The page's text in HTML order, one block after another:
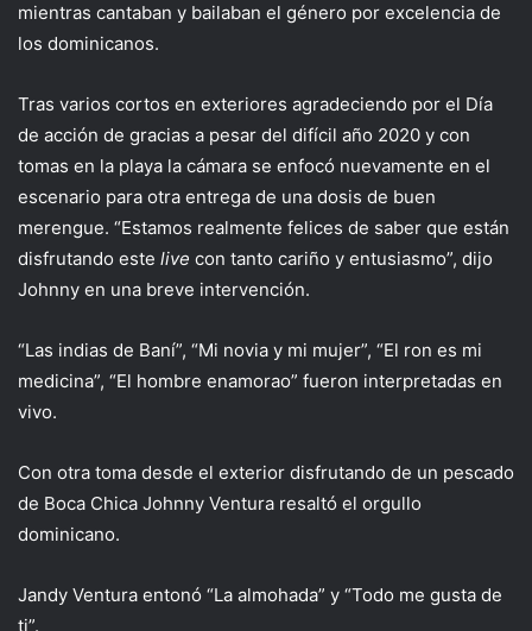
mientras cantaban y bailaban el género por excelencia de
los dominicanos.
Tras varios cortos en exteriores agradeciendo por el Día
de acción de gracias a pesar del difícil año 2020 y con
tomas en la playa la cámara se enfocó nuevamente en el
escenario para otra entrega de una dosis de buen
merengue. “Estamos realmente felices de saber que están
disfrutando este live con tanto cariño y entusiasmo”, dijo
Johnny en una breve intervención.
“Las indias de Baní”, “Mi novia y mi mujer”, “El ron es mi
medicina”, “El hombre enamorao” fueron interpretadas en
vivo.
Con otra toma desde el exterior disfrutando de un pescado
de Boca Chica Johnny Ventura resaltó el orgullo
dominicano.
Jandy Ventura entonó “La almohada” y “Todo me gusta de
ti”.